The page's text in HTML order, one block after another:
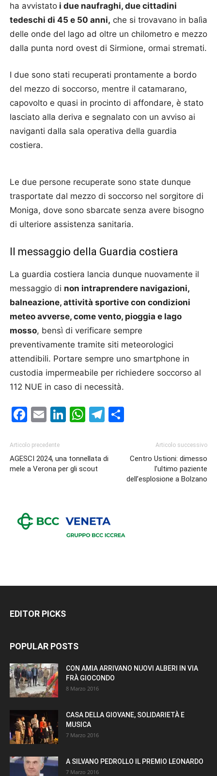
ha avvistato i due naufraghi, due cittadini
tedeschi di 45 e 50 anni, che si trovavano in balìa
delle onde del lago ad oltre un chilometro e mezzo
dalla punta nord ovest di Sirmione, ormai stremati.
I due sono stati recuperati prontamente a bordo
del mezzo di soccorso, mentre il catamarano,
capovolto e quasi in procinto di affondare, è stato
lasciato alla deriva e segnalato con un avviso ai
naviganti dalla sala operativa della guardia
costiera.
Le due persone recuperate sono state dunque
trasportate dal mezzo di soccorso nel sorgitore di
Moniga, dove sono sbarcate senza avere bisogno
di ulteriore assistenza sanitaria.
Il messaggio della Guardia costiera
La guardia costiera lancia dunque nuovamente il
messaggio di non intraprendere navigazioni,
balneazione, attività sportive con condizioni
meteo avverse, come vento, pioggia e lago
mosso, bensì di verificare sempre
preventivamente tramite siti meteorologici
attendibili. Portare sempre uno smartphone in
custodia impermeabile per richiedere soccorso al
112 NUE in caso di necessità.
Facebook
EmailLinkedIn
WhatsApp
Telegram
Articolo precedente
AGESCI 2024, una tonnellata di
mele a Verona per gli scout
Articolo successivo
Centro Ustioni: dimesso
l’ultimo paziente
dell’esplosione a Bolzano
EDITOR PICKS
POPULAR POSTS
CON AMIA ARRIVANO NUOVI ALBERI IN VIA
FRÀ GIOCONDO
8 Marzo 2016
CASA DELLA GIOVANE, SOLIDARIETÀ E
MUSICA
7 Marzo 2016
A SILVANO PEDROLLO IL PREMIO LEONARDO
7 Marzo 2016